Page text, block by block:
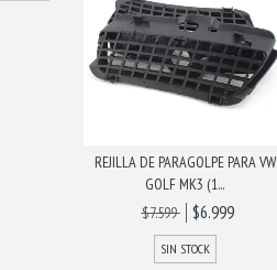
REJILLA DE PARAGOLPE PARA VW
GOLF MK3 (1...
$7.599
$6.999
SIN STOCK